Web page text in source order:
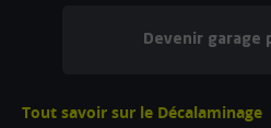
Devenir garage
Tout savoir sur le Décalaminage